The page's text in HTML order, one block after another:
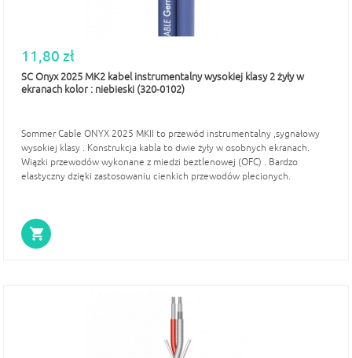
11,80 zł
SC Onyx 2025 MK2 kabel instrumentalny wysokiej klasy 2 żyły w
ekranach kolor : niebieski (320-0102)
Sommer Cable ONYX 2025 MKII to przewód instrumentalny ,sygnałowy
wysokiej klasy . Konstrukcja kabla to dwie żyły w osobnych ekranach.
Wiązki przewodów wykonane z miedzi beztlenowej (OFC) . Bardzo
elastyczny dzięki zastosowaniu cienkich przewodów plecionych.